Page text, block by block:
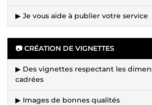
▶ Je vous aide à publier votre service
📷 CRÉATION DE VIGNETTES
▶ Des vignettes respectant les
cadrées
▶ Images de bonnes qualités